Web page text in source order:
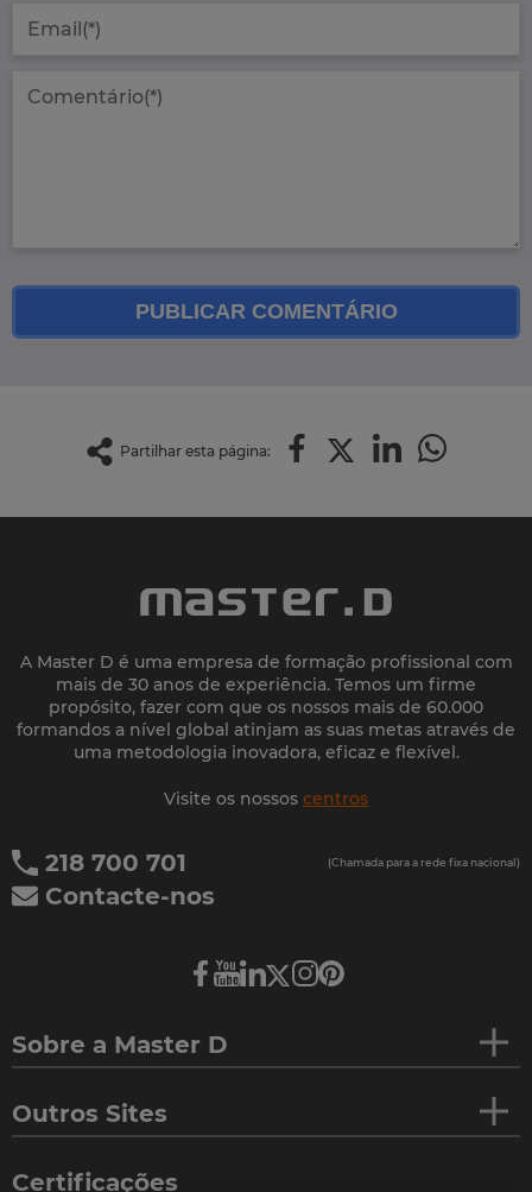
PUBLICAR COMENTÁRIO
Partilhar esta página:
A Master D é uma empresa de formação profissional com
mais de 30 anos de experiência. Temos um firme
propósito, fazer com que os nossos mais de 60.000
formandos a nível global atinjam as suas metas através de
uma metodologia inovadora, eficaz e flexível.
Visite os nossos centros
218 700 701 (Chamada para a rede fixa nacional)
Contacte-nos
Sobre a Master D
Outros Sites
Certificações